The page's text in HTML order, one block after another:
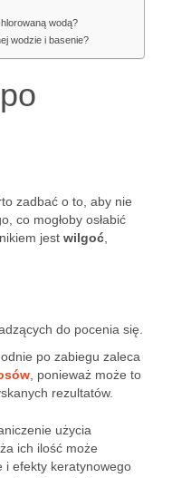
wodą?
wodzie i basenie?
zadbać o to, aby nie
co mogłoby osłabić
jest wilgoć
do pocenia się.
po zabiegu zaleca
, ponieważ może to
rezultatów.
użycia
ich ilość może
i efekty keratynowego